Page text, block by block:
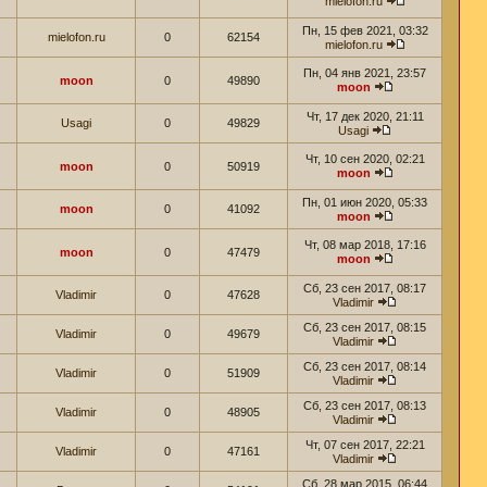
mielofon.ru 0 62154
Пн, 15 фев 2021, 03:32
mielofon.ru
moon 0 49890
Пн, 04 янв 2021, 23:57
moon
Usagi 0 49829
Чт, 17 дек 2020, 21:11
Usagi
moon 0 50919
Чт, 10 сен 2020, 02:21
moon
moon 0 41092
Пн, 01 июн 2020, 05:33
moon
moon 0 47479
Чт, 08 мар 2018, 17:16
moon
Vladimir 0 47628
Сб, 23 сен 2017, 08:17
Vladimir
Vladimir 0 49679
Сб, 23 сен 2017, 08:15
Vladimir
Vladimir 0 51909
Сб, 23 сен 2017, 08:14
Vladimir
Vladimir 0 48905
Сб, 23 сен 2017, 08:13
Vladimir
Vladimir 0 47161
Чт, 07 сен 2017, 22:21
Vladimir
Сб, 28 мар 2015, 06:44